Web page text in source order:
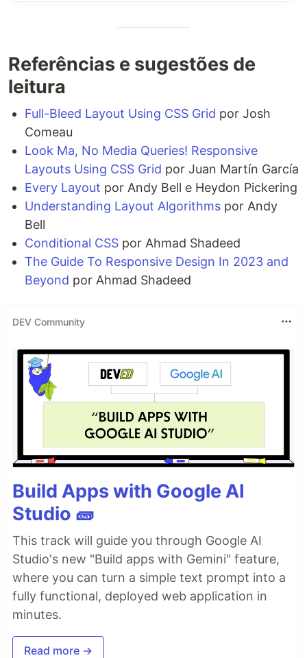
Referências e sugestões de
leitura
Full-Bleed Layout Using CSS Grid por Josh
Comeau
Look Ma, No Media Queries! Responsive
Layouts Using CSS Grid por Juan Martín García
Every Layout por Andy Bell e Heydon Pickering
Understanding Layout Algorithms por Andy
Bell
Conditional CSS por Ahmad Shadeed
The Guide To Responsive Design In 2023 and
Beyond por Ahmad Shadeed
DEV Community
Build Apps with Google AI
Studio 🧱
This track will guide you through Google AI
Studio's new "Build apps with Gemini" feature,
where you can turn a simple text prompt into a
fully functional, deployed web application in
minutes.
Read more →